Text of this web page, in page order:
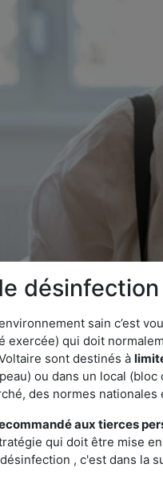
sain c’est
exercée) qui doit
sont destinés à
ou dans un local
des normes
aux tierces
qui doit être mise
, c'est dans la